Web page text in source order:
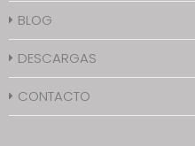
BLOG
DESCARGAS
CONTACTO